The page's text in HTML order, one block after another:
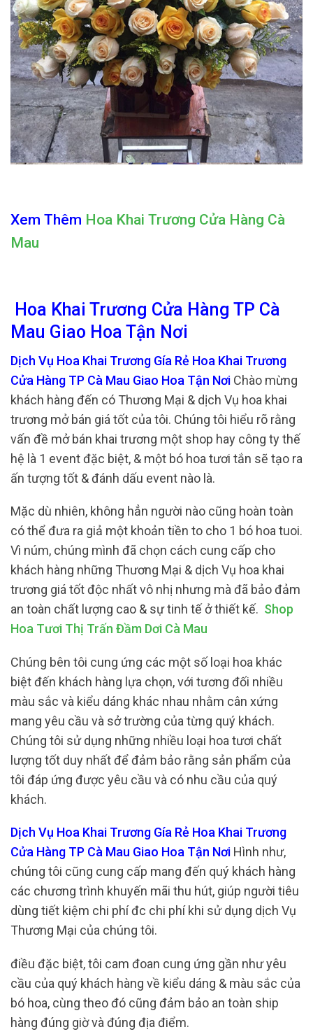
Xem Thêm Hoa Khai Trương Cửa Hàng Cà
Mau
Hoa Khai Trương Cửa Hàng TP Cà
Mau Giao Hoa Tận Nơi
Dịch Vụ Hoa Khai Trương Gía Rẻ Hoa Khai Trương
Cửa Hàng TP Cà Mau Giao Hoa Tận Nơi Chào mừng
khách hàng đến có Thương Mại & dịch Vụ hoa khai
trương mở bán giá tốt của tôi. Chúng tôi hiểu rõ rằng
vấn đề mở bán khai trương một shop hay công ty thế
hệ là 1 event đặc biệt, & một bó hoa tươi tắn sẽ tạo ra
ấn tượng tốt & đánh dấu event nào là.
Mặc dù nhiên, không hẳn người nào cũng hoàn toàn
có thể đưa ra giả một khoản tiền to cho 1 bó hoa tuoi.
Vì núm, chúng mình đã chọn cách cung cấp cho
khách hàng những Thương Mại & dịch Vụ hoa khai
trương giá tốt độc nhất vô nhị nhưng mà đã bảo đảm
an toàn chất lượng cao & sự tinh tế ở thiết kế. Shop
Hoa Tươi Thị Trấn Đầm Dơi Cà Mau
Chúng bên tôi cung ứng các một số loại hoa khác
biệt đến khách hàng lựa chọn, với tương đối nhiều
màu sắc và kiểu dáng khác nhau nhằm cân xứng
mang yêu cầu và sở trường của từng quý khách.
Chúng tôi sử dụng những nhiều loại hoa tươi chất
lượng tốt duy nhất để đảm bảo rằng sản phẩm của
tôi đáp ứng được yêu cầu và có nhu cầu của quý
khách.
Dịch Vụ Hoa Khai Trương Gía Rẻ Hoa Khai Trương
Cửa Hàng TP Cà Mau Giao Hoa Tận Nơi Hình như,
chúng tôi cũng cung cấp mang đến quý khách hàng
các chương trình khuyến mãi thu hút, giúp người tiêu
dùng tiết kiệm chi phí đc chi phí khi sử dụng dịch Vụ
Thương Mại của chúng tôi.
điều đặc biệt, tôi cam đoan cung ứng gần như yêu
cầu của quý khách hàng về kiểu dáng & màu sắc của
bó hoa, cùng theo đó cũng đảm bảo an toàn ship
hàng đúng giờ và đúng địa điểm.